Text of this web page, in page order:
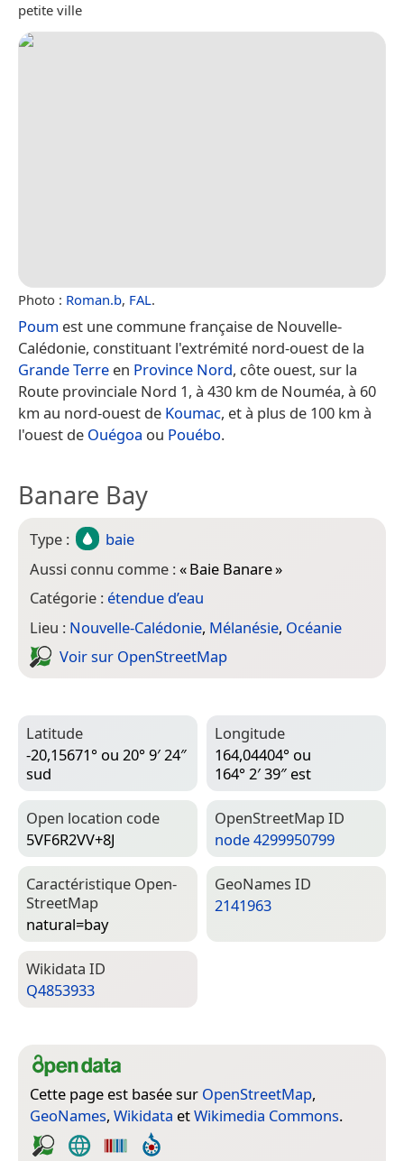
petite ville
Photo : Roman.b, FAL.
Poum est une commune française de Nouvelle-
Calédonie, constituant l'extrémité nord-ouest de la
Grande Terre en Province Nord, côte ouest, sur la
Route provinciale Nord 1, à 430 km de Nouméa, à 60
km au nord-ouest de Koumac, et à plus de 100 km à
l'ouest de Ouégoa ou Pouébo.
Banare Bay
Type :
baie
Aussi connu comme :«Baie Banare»
Catégorie : étendue d’eau
Lieu : Nouvelle-Calédonie, Mélanésie, Océanie
Voir sur Open­Street­Map
Latitude
-20,15671° ou 20° 9′ 24″
sud
Longitude
164,04404° ou
164° 2′ 39″ est
Open location code
5VF6R2VV+8J
Open­Street­Map ID
node 4299950799
Caractéristique Open­
Street­Map
natural=­bay
Geo­Names ID
2141963
Wiki­data ID
Q4853933
Cette page est basée sur OpenStreetMap,
GeoNames, Wikidata etWikimedia Commons.